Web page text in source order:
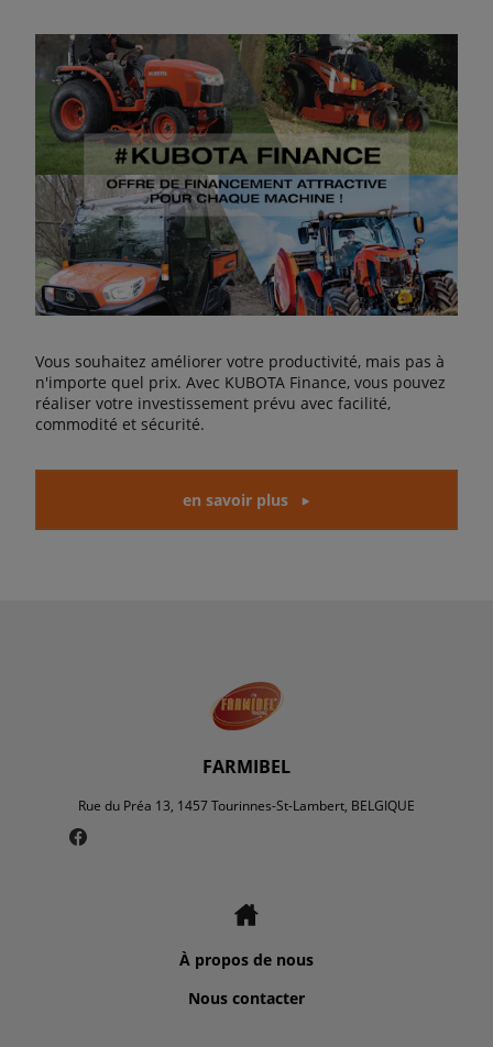
Vous souhaitez améliorer votre productivité, mais pas à
n'importe quel prix. Avec KUBOTA Finance, vous pouvez
réaliser votre investissement prévu avec facilité,
commodité et sécurité.
en savoir plus
FARMIBEL
Rue du Préa 13, 1457 Tourinnes-St-Lambert, BELGIQUE
À propos de nous
Nous contacter